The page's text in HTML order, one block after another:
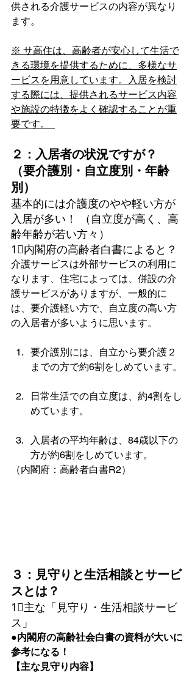
供される介護サービスの内容が異なり
ます。
※ サ高住は、高齢者が安心して生活で
きる環境を提供するために、多様なサ
ービスを用意しています。入居を検討
する際には、提供されるサービス内容
や施設の特徴をよく確認することが重
要です。
２：入居者の状況ですが？
（要介護別・自立度別・年齢
別）
基本的には介護度のやや軽い方が
入居が多い！ （自立度が高く、高
齢年齢が若い方々）
1⃣内閣府の高齢者白書によると？
介護サービスは外部サービスの利用に
なります、住宅によっては、併設の介
護サービスがありますが、一般的に
は、要介護軽い方で、自立度の高い方
の入居者が多いように思います。
要介護別には、自立から要介護２
までの方で約6割をしめています。
日常生活での自立度は、約4割をし
めています。
入居者の平均年齢は、84歳以下の
方が約6割をしめています。
（内閣府：高齢者白書R2）
３：見守りと生活相談とサービ
スとは？
1⃣主な「見守り・生活相談サービ
ス」
●内閣府の高齢社会白書の資料が大いに
参考になる！
【主な見守り内容】